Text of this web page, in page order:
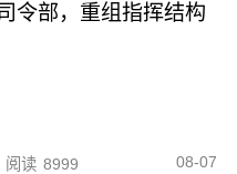
令部，重组指挥结构
阅读 8999 08-07